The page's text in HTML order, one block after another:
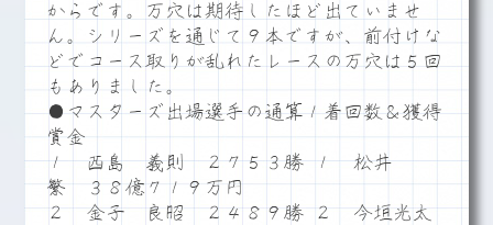
からです。万穴は期待したほど出ていませ
ん。シリーズを通じて９本ですが、前付けな
どでコース取りが乱れたレースの万穴は５回
もありました。
●マスターズ出場選手の通算１着回数＆獲得
賞金
１ 西島 義則 ２７５３勝 １ 松井
繁 ３８億７１９万円
２ 金子 良昭 ２４８９勝 ２ 今垣光太